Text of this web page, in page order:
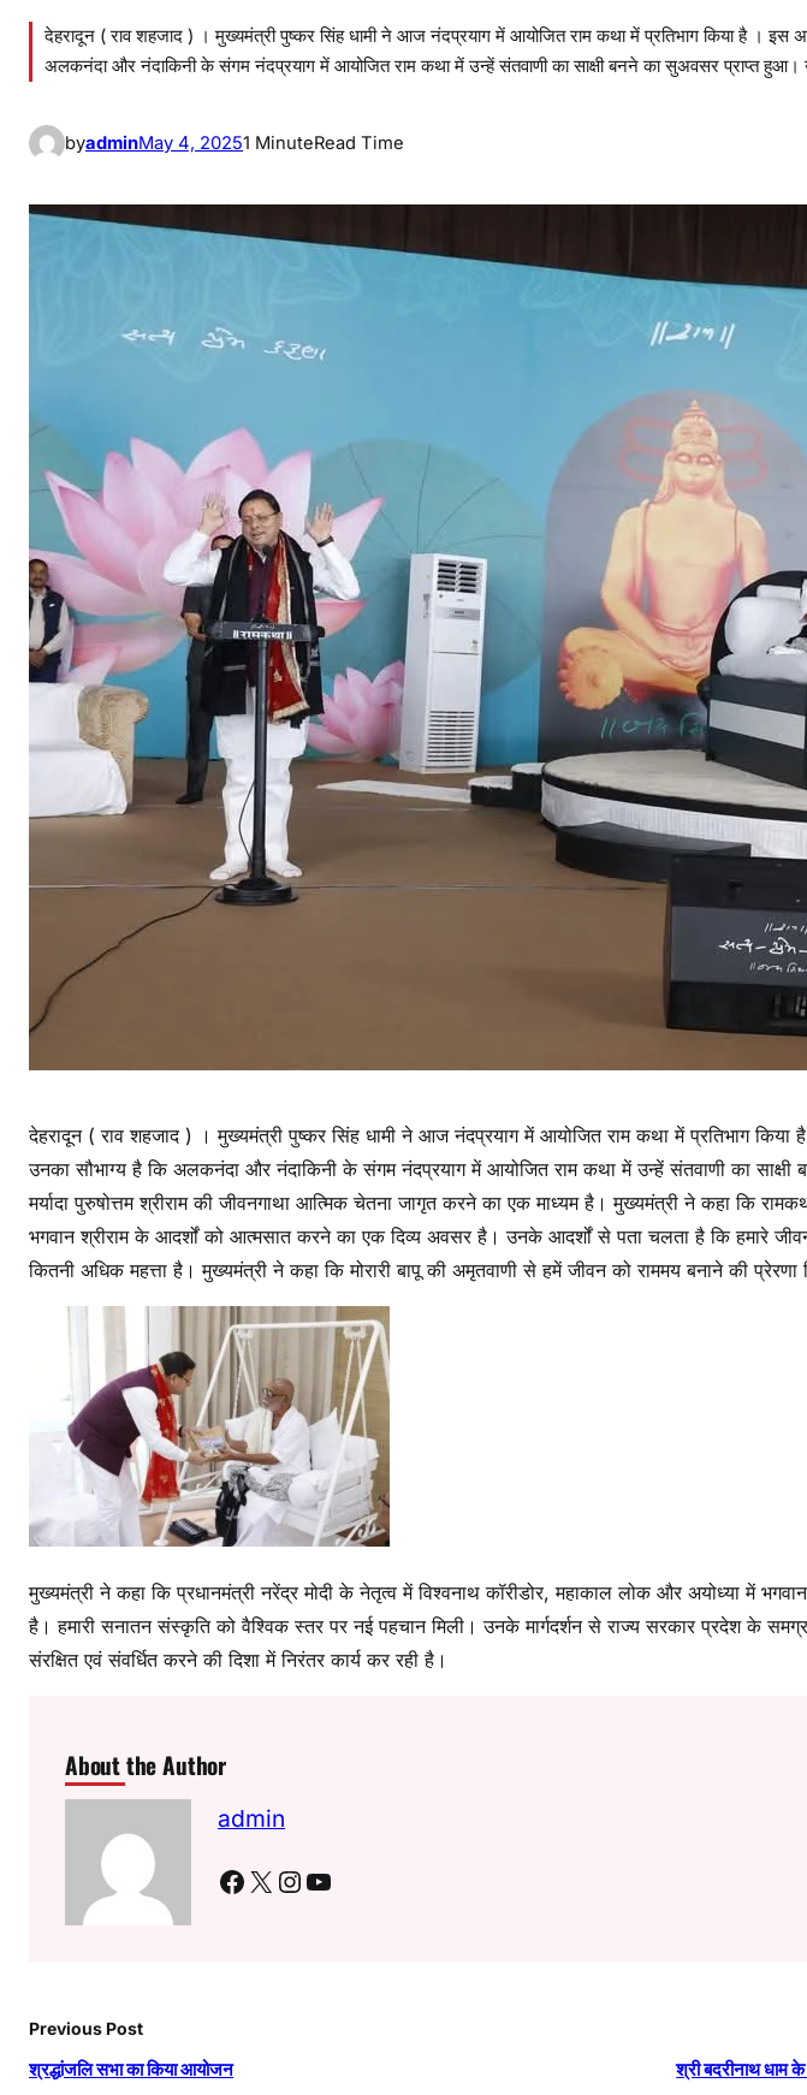
देहरादून ( राव शहजाद ) । मुख्यमंत्री पुष्कर सिंह धामी ने आज नंदप्रयाग में आयोजित राम कथा में प्रतिभाग किया है । इस
अलकनंदा और नंदाकिनी के संगम नंदप्रयाग में आयोजित राम कथा में उन्हें संतवाणी का साक्षी बनने का सुअवसर प्राप्त हुआ।
byadminMay 4, 20251 MinuteRead Time
देहरादून ( राव शहजाद ) । मुख्यमंत्री पुष्कर सिंह धामी ने आज नंदप्रयाग में आयोजित राम कथा में प्रतिभाग
उनका सौभाग्य है कि अलकनंदा और नंदाकिनी के संगम नंदप्रयाग में आयोजित राम कथा में उन्हें संतवाणी का
मर्यादा पुरुषोत्तम श्रीराम की जीवनगाथा आत्मिक चेतना जागृत करने का एक माध्यम है। मुख्यमंत्री ने कहा कि
भगवान श्रीराम के आदर्शों को आत्मसात करने का एक दिव्य अवसर है। उनके आदर्शों से पता चलता है कि हमारे
कितनी अधिक महत्ता है। मुख्यमंत्री ने कहा कि मोरारी बापू की अमृतवाणी से हमें जीवन को राममय बनाने की प्रेरणा
मुख्यमंत्री ने कहा कि प्रधानमंत्री नरेंद्र मोदी के नेतृत्व में विश्वनाथ कॉरीडोर, महाकाल लोक और अयोध्या में
है। हमारी सनातन संस्कृति को वैश्विक स्तर पर नई पहचान मिली। उनके मार्गदर्शन से राज्य सरकार प्रदेश के
संरक्षित एवं संवर्धित करने की दिशा में निरंतर कार्य कर रही है।
About the Author
admin
Facebook X Instagram YouTube
Previous Post
श्रद्धांजलि सभा का किया आयोजन श्री बदरीनाथ धाम